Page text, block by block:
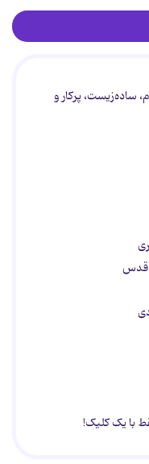
ساده‌زیست، پرکار و
قدس
با یک کلیک!